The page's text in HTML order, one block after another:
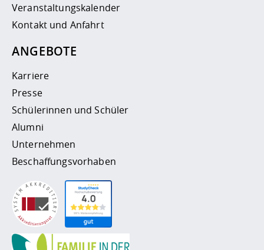
Veranstaltungskalender
Kontakt und Anfahrt
ANGEBOTE
Karriere
Presse
Schülerinnen und Schüler
Alumni
Unternehmen
Beschaffungsvorhaben